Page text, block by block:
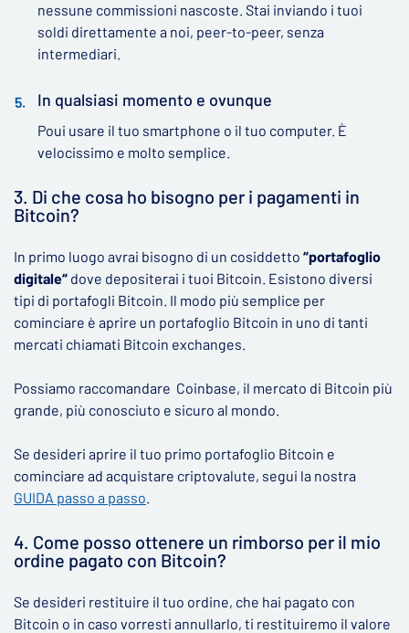
nessune commissioni nascoste. Stai inviando i tuoi
soldi direttamente a noi, peer-to-peer, senza
intermediari.
In qualsiasi momento e ovunque
Poui usare il tuo smartphone o il tuo computer. È
velocissimo e molto semplice.
3. Di che cosa ho bisogno per i pagamenti in
Bitcoin?
In primo luogo avrai bisogno di un cosiddetto “portafoglio
digitale“ dove depositerai i tuoi Bitcoin. Esistono diversi
tipi di portafogli Bitcoin. Il modo più semplice per
cominciare è aprire un portafoglio Bitcoin in uno di tanti
mercati chiamati Bitcoin exchanges.
Possiamo raccomandare Coinbase, il mercato di Bitcoin più
grande, più conosciuto e sicuro al mondo.
Se desideri aprire il tuo primo portafoglio Bitcoin e
cominciare ad acquistare criptovalute, segui la nostra
GUIDA passo a passo.
4. Come posso ottenere un rimborso per il mio
ordine pagato con Bitcoin?
Se desideri restituire il tuo ordine, che hai pagato con
Bitcoin o in caso vorresti annullarlo, ti restituiremo il valore